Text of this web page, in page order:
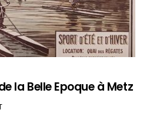
la Belle Epoque à Metz